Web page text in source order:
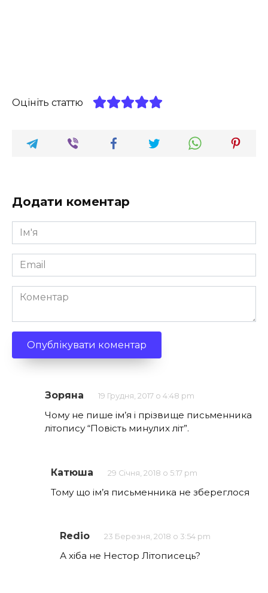
Оцініть статтю
Додати коментар
Ім'я
*
Email
*
Коментар
Зоряна 19 Грудня, 2017 о 4:48 pm
Чому не пише ім’я і прізвище письменника
літопису “Повість минулих літ”.
Катюша 29 Січня, 2018 о 5:17 pm
Тому що ім’я письменника не збереглося
Redio 23 Березня, 2018 о 3:54 pm
А хіба не Нестор Літописець?